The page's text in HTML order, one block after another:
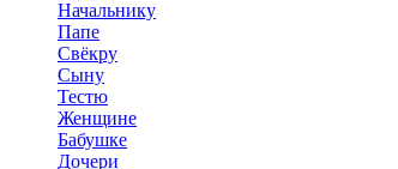
Начальнику
Папе
Свёкру
Сыну
Тестю
Женщине
Бабушке
Дочери